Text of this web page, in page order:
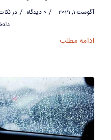
آگوست 1, 2021 / 0 دیدگاه / در
ادامه مطلب